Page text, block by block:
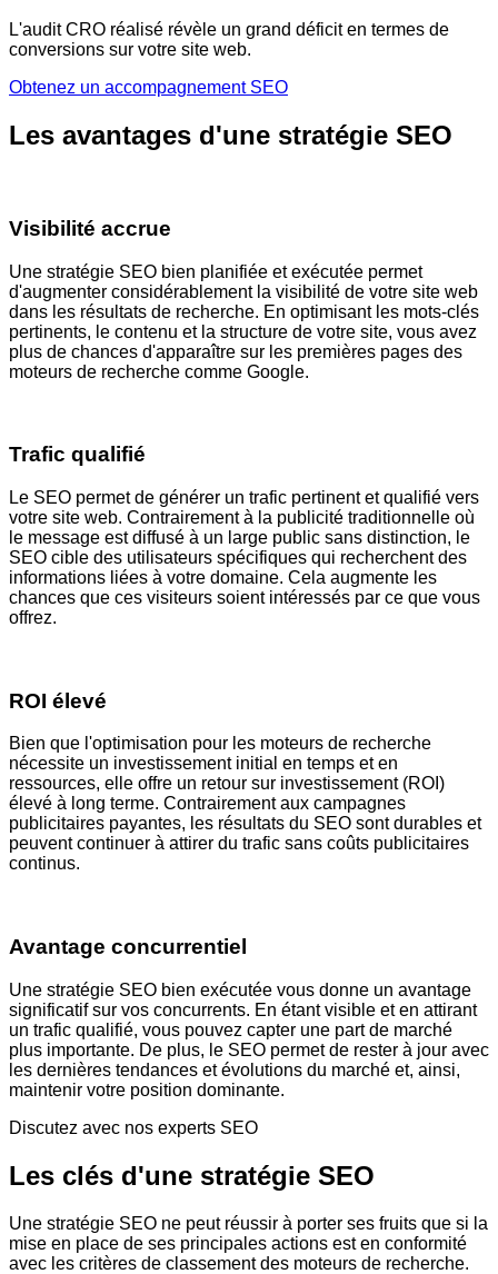
L'audit CRO réalisé révèle un grand déficit en termes de
conversions sur votre site web.
Obtenez un accompagnement SEO
Les avantages d'une stratégie SEO
Visibilité accrue
Une stratégie SEO bien planifiée et exécutée permet
d'augmenter considérablement la visibilité de votre site web
dans les résultats de recherche. En optimisant les mots-clés
pertinents, le contenu et la structure de votre site, vous avez
plus de chances d'apparaître sur les premières pages des
moteurs de recherche comme Google.
Trafic qualifié
Le SEO permet de générer un trafic pertinent et qualifié vers
votre site web. Contrairement à la publicité traditionnelle où
le message est diffusé à un large public sans distinction, le
SEO cible des utilisateurs spécifiques qui recherchent des
informations liées à votre domaine. Cela augmente les
chances que ces visiteurs soient intéressés par ce que vous
offrez.
ROI élevé
Bien que l'optimisation pour les moteurs de recherche
nécessite un investissement initial en temps et en
ressources, elle offre un retour sur investissement (ROI)
élevé à long terme. Contrairement aux campagnes
publicitaires payantes, les résultats du SEO sont durables et
peuvent continuer à attirer du trafic sans coûts publicitaires
continus.
Avantage concurrentiel
Une stratégie SEO bien exécutée vous donne un avantage
significatif sur vos concurrents. En étant visible et en attirant
un trafic qualifié, vous pouvez capter une part de marché
plus importante. De plus, le SEO permet de rester à jour avec
les dernières tendances et évolutions du marché et, ainsi,
maintenir votre position dominante.
Discutez avec nos experts SEO
Les clés d'une stratégie SEO
Une stratégie SEO ne peut réussir à porter ses fruits que si la
mise en place de ses principales actions est en conformité
avec les critères de classement des moteurs de recherche.